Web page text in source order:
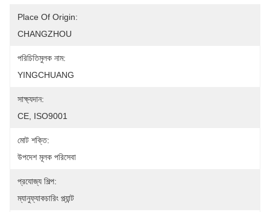
Place Of Origin:
CHANGZHOU
পরিচিতিমুলক নাম:
YINGCHUANG
সাক্ষ্যদান:
CE, ISO9001
মোট শক্তি:
উপদেশ মূলক পরিসেবা
প্রযোজ্য শিল্প:
ম্যানুফ্যাকচারিং প্ল্যান্ট